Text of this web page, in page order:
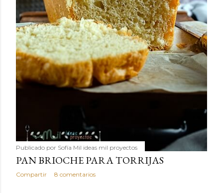
Publicado por Sofía Mil ideas mil proyectos
PAN BRIOCHE PARA TORRIJAS
Compartir 8 comentarios